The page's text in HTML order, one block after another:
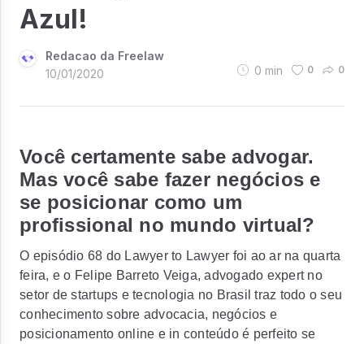
Azul!
Redacao da Freelaw
10/01/2020
0 min 0 0
Você certamente sabe advogar.
Mas você sabe fazer negócios e
se posicionar como um
profissional no mundo virtual?
O episódio 68 do Lawyer to Lawyer foi ao ar na quarta
feira, e o Felipe Barreto Veiga, advogado expert no
setor de startups e tecnologia no Brasil traz todo o seu
conhecimento sobre advocacia, negócios e
posicionamento online e in conteúdo é perfeito se